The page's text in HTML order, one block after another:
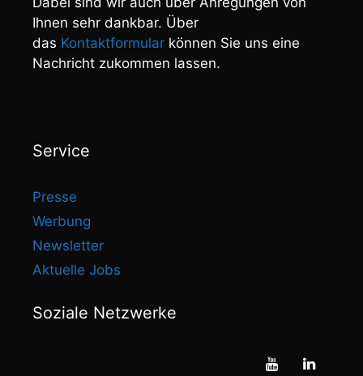
Ihnen sehr dankbar. Über
das Kontaktformular können Sie uns eine
Nachricht zukommen lassen.
Service
Presse
Werbung
Newsletter
Aktuelle Jobs
Soziale Netzwerke